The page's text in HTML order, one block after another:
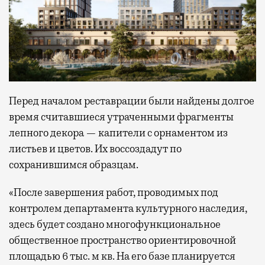
Перед началом реставрации были найдены долгое
время считавшиеся утраченными фрагменты
лепного декора — капители с орнаментом из
листьев и цветов. Их воссоздадут по
сохранившимся образцам.
«После завершения работ, проводимых под
контролем департамента культурного наследия,
здесь будет создано многофункциональное
общественное пространство ориентировочной
площадью 6 тыс. м кв. На его базе планируется